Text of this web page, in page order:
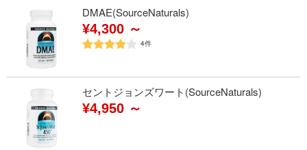
DMAE(SourceNaturals)
¥4,300 ～
4件
セントジョンズワート(SourceNaturals)
¥4,950 ～